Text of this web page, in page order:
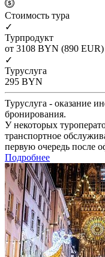
Cтоимость тура
✓
Турпродукт
от 3108 BYN (890 EUR)
✓
Туруслуга
295 BYN
Туруслуга - оказание
бронирования.
У некоторых
транспортное
первую очередь после
Подробнее